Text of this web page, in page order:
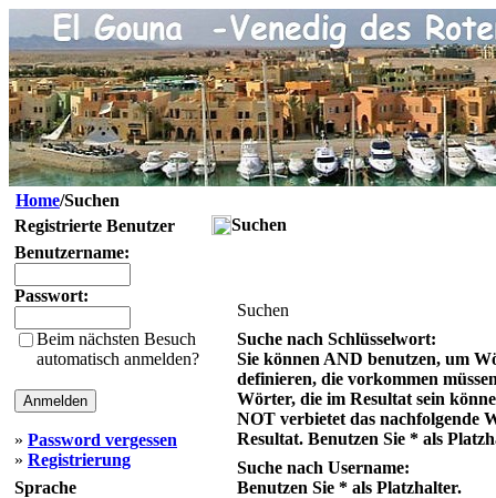
Home/Suchen
Registrierte Benutzer
Benutzername:
Passwort:
Beim nächsten Besuch
automatisch anmelden?
» Password vergessen
» Registrierung
Sprache
Suchen
Suchen
Suche nach Schlüsselwort:
Sie können AND benutzen, um
definieren, die vorkommen
Wörter, die im Resultat sein
NOT verbietet das nachfolgende
Resultat. Benutzen Sie * als
Suche nach Username:
Benutzen Sie * als Platzhalter.